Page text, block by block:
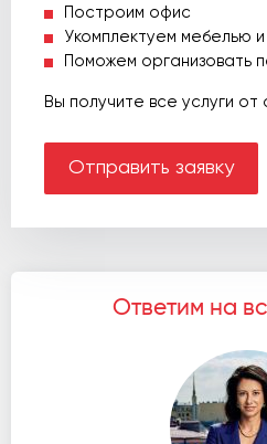
Построим офис
Укомплектуем мебелью и
Поможем организовать
Вы получите все услуги от
Отправить заявку
Ответим на